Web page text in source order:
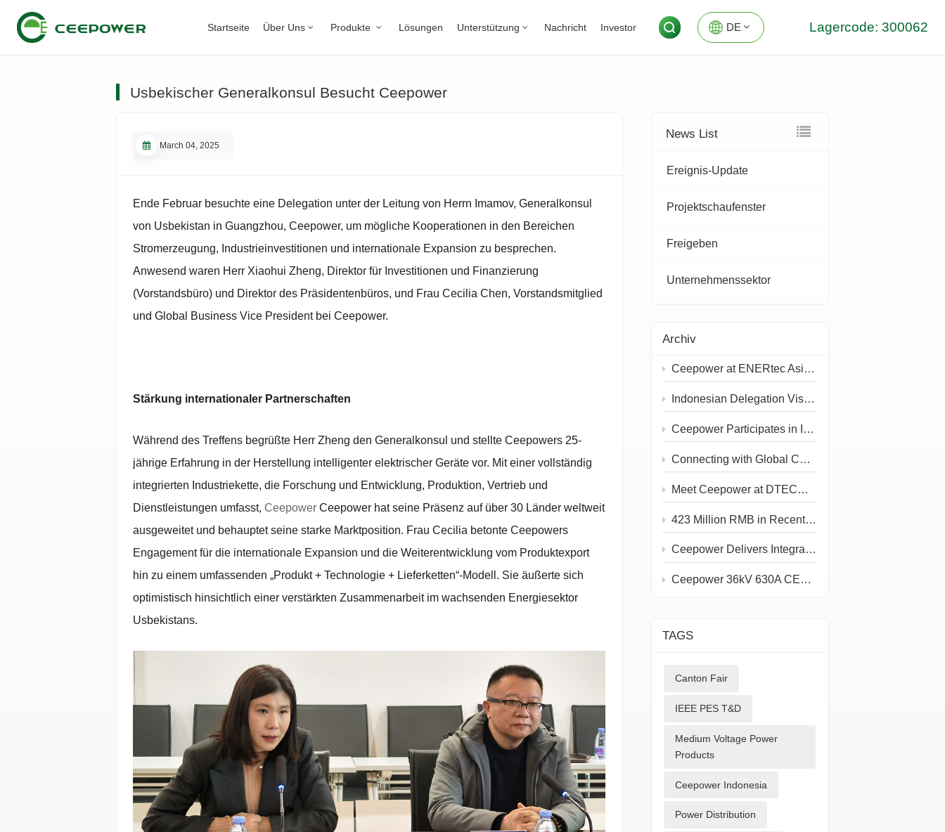
Startseite Über Uns Produkte Lösungen Unterstützung Nachricht Investor DE Lagercode: 300062
Usbekischer Generalkonsul Besucht Ceepower
News List
Ereignis-Update
Projektschaufenster
Freigeben
Unternehmenssektor
Archiv
Ceepower at ENERtec Asia 2026 in Kuala Lumpur
Indonesian Delegation Visits Ceepower Headquarters
Ceepower Participates in IEEE PES T&D 2026
Connecting with Global Customers at the 139th Canton Fair
Meet Ceepower at DTECH 2026!
423 Million RMB in Recent Grid and Rail Project Awards
Ceepower Delivers Integrated Primary & Secondary PV Prefabricated Substation
Ceepower 36kV 630A CEE KQT-36/630-J Type Test Completed at IPH Berlin
TAGS
Canton Fair
IEEE PES T&D
Medium Voltage Power
Products
Ceepower Indonesia
Power Distribution
March 04, 2025
Ende Februar besuchte eine Delegation unter der Leitung von Herrn Imamov, Generalkonsul
von Usbekistan in Guangzhou, Ceepower, um mögliche Kooperationen in den Bereichen
Stromerzeugung, Industrieinvestitionen und internationale Expansion zu besprechen.
Anwesend waren Herr Xiaohui Zheng, Direktor für Investitionen und Finanzierung
(Vorstandsbüro) und Direktor des Präsidentenbüros, und Frau Cecilia Chen, Vorstandsmitglied
und Global Business Vice President bei Ceepower.
Stärkung internationaler Partnerschaften
Während des Treffens begrüßte Herr Zheng den Generalkonsul und stellte Ceepowers 25-
jährige Erfahrung in der Herstellung intelligenter elektrischer Geräte vor. Mit einer vollständig
integrierten Industriekette, die Forschung und Entwicklung, Produktion, Vertrieb und
Dienstleistungen umfasst,Ceepower Ceepower hat seine Präsenz auf über 30 Länder weltweit
ausgeweitet und behauptet seine starke Marktposition. Frau Cecilia betonte Ceepowers
Engagement für die internationale Expansion und die Weiterentwicklung vom Produktexport
hin zu einem umfassenden „Produkt + Technologie + Lieferketten“-Modell. Sie äußerte sich
optimistisch hinsichtlich einer verstärkten Zusammenarbeit im wachsenden Energiesektor
Usbekistans.